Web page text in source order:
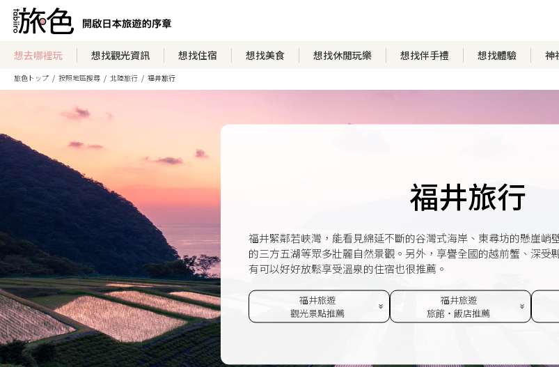
想去哪裡玩 想找觀光資訊 想找住宿 想找美食 想找休閒玩樂 想找伴手禮 想找體驗 神
旅色トップ 按照地區搜尋 北陸旅行 福井旅行
福井旅行
福井緊鄰若峽灣，能看見綿延不斷的谷灣式海岸、東尋坊的懸崖峭
的三方五湖等眾多壯麗自然景觀。另外，享譽全國的越前蟹、深受
有可以好好放鬆享受溫泉的住宿也很推薦。
福井旅遊
觀光景點推薦
福井旅遊
旅館・飯店推薦